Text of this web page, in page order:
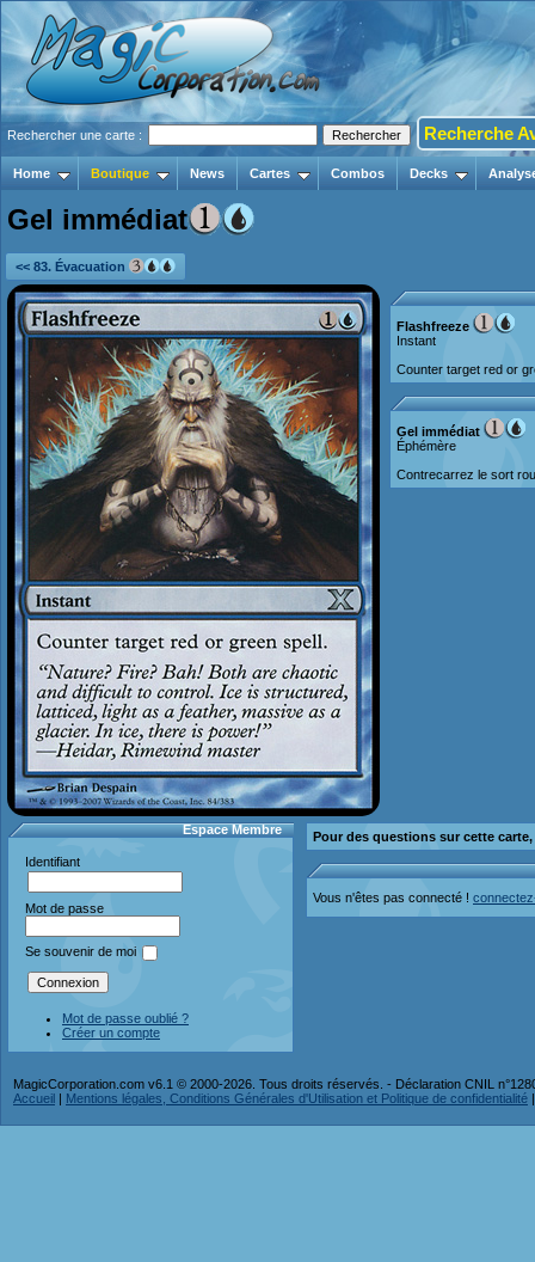
Rechercher une carte : Recherche
Home Boutique News Cartes Combos Decks
Gel immédiat
<< 83. Évacuation
Flashfreeze
Instant
Counter target red or
Gel immédiat
Éphémère
Contrecarrez le sort
Espace Membre
Identifiant
Mot de passe
Se souvenir de moi
Mot de passe oublié ?
Créer un compte
Pour des questions sur cette
Vous n'êtes pas connecté !
MagicCorporation.com v6.1 © 2000-2026. Tous droits réservés. - Déclaration CNIL
Accueil | Mentions légales, Conditions Générales d'Utilisation et Politique de confidentialité